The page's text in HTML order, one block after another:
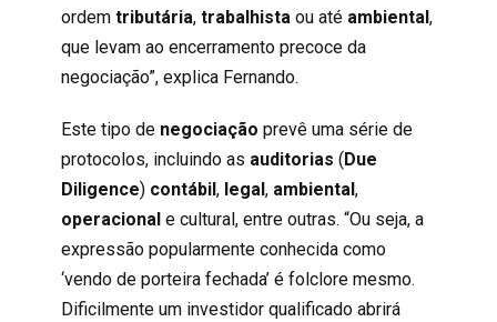
ordem tributária, trabalhista ou até ambiental ,
que levam ao encerramento precoce da
negociação”, explica Fernando.
Este tipo de negociação prevê uma série de
protocolos, incluindo as auditorias ( Due
Diligence) contábil , legal , ambiental ,
operacional e cultural, entre outras. “Ou seja, a
expressão popularmente conhecida como
‘vendo de porteira fechada’ é folclore mesmo.
Dificilmente um investidor qualificado abrirá